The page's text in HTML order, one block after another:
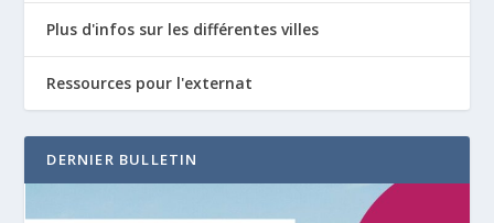
Plus d'infos sur les différentes villes
Ressources pour l'externat
DERNIER BULLETIN